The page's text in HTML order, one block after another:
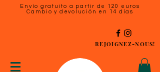
Envío gratuito a partir de 120 euros
Cambio y devolución en 14 días
REJOIGNEZ-NOUS!